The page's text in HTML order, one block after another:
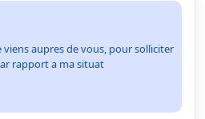
viens aupres de vous, pour solliciter
rapport a ma situat